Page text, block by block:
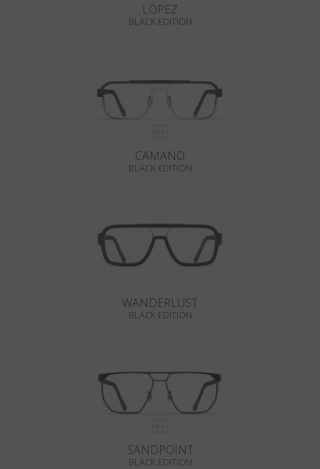
LOPEZ
BLACK EDITION
CAMANO
BLACK EDITION
WANDERLUST
BLACK EDITION
SANDPOINT
BLACK EDITION